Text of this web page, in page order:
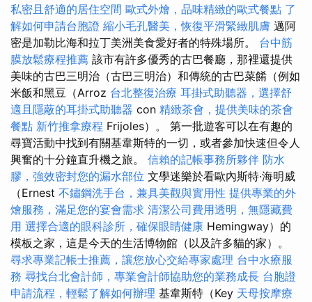
私密且舒適的居住空間 歐式外燴，品味精緻的歐式餐點 了
解如何申請台胞證 縮小毛孔醫美，恢復平滑緊緻肌膚 邁阿
密是加勒比海和拉丁美洲美食愛好者的特殊場所。 台中筋
膜放鬆療程推薦 該市有許多優秀的古巴餐廳，那裡還提供
美味的古巴三明治（古巴三明治）和傳統的古巴菜餚（例如
米飯和黑豆（Arroz 台北整復治療 耳掛式助聽器，選擇舒
適且隱蔽的耳掛式助聽器 con 精緻茶會，提供美味的茶會
餐點 新竹推拿療程 Frijoles）。 第一批遊客可以在有趣的
尋寶活動中找到有關基韋斯特的一切，或者參加快速但令人
興奮的十分鐘直升機之旅。 信賴的記帳事務所夥伴 防水
膠，強效密封您的漏水部位 文學迷樂於看歐內斯特·海明威
（Ernest 不鏽鋼洗手台，兼具美觀與實用性 提供專業的外
燴服務，滿足您的宴會需求 清潔公司費用透明，無隱藏費
用 選擇合適的眼科診所，確保眼睛健康 Hemingway）的
模板之家，這是今天的生活博物館（以及許多貓的家）。
尋求專業記帳士推薦，讓您放心交給專家處理 台中水療服
務 尋找台北會計師，專業會計師協助您的業務成長 台胞證
申請流程，輕鬆了解如何辦理 基韋斯特（Key 天母按摩療